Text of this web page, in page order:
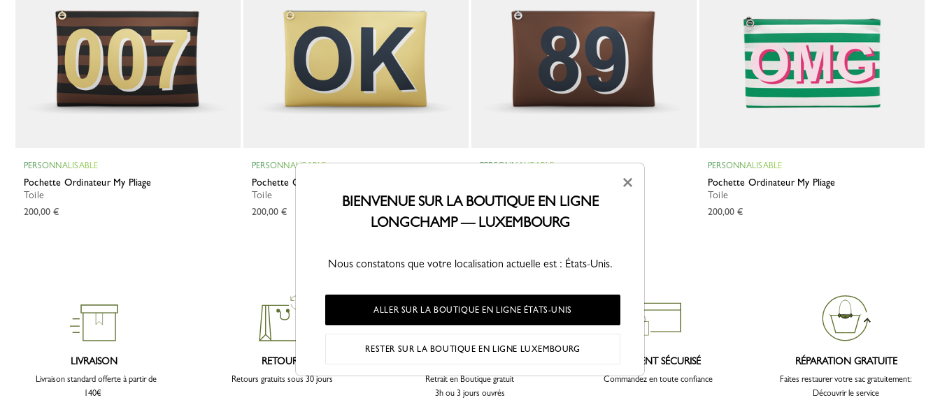
PERSONNALISABLE
Pochette Ordinateur My Pliage
Toile
200,00 €
PERSONNALISABLE
Pochette Ordinateur My Pliage
Toile
200,00 €
PERSONNALISABLE
Toile
200,00 €
PERSONNALISABLE
Pochette Ordinateur My Pliage
Toile
200,00 €
LIVRAISON
Livraison standard offerte à partir de
140€
RETOURS
Retours gratuits sous 30 jours
Retrait en Boutique gratuit
3h ou 3 jours ouvrés
PAIEMENT SÉCURISÉ
Commandez en toute confiance
RÉPARATION GRATUITE
Faites restaurer votre sac gratuitement:
Découvrir le service
×
BIENVENUE SUR LA BOUTIQUE EN LIGNE
LONGCHAMP — LUXEMBOURG
Nous constatons que votre localisation actuelle est : États-Unis.
ALLER SUR LA BOUTIQUE EN LIGNE ÉTATS-UNIS
RESTER SUR LA BOUTIQUE EN LIGNE LUXEMBOURG